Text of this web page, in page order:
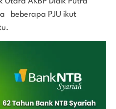
beberapa PJU ikut